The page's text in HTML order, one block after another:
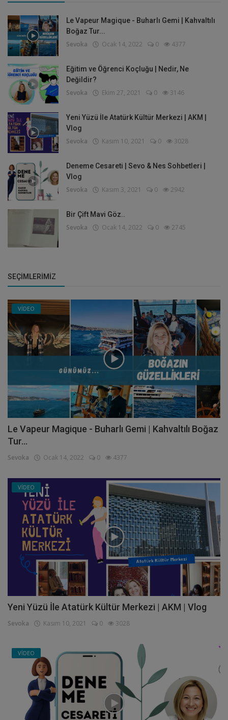
Le Vapeur Magique - Buharlı Gemi | Kahvaltılı
Boğaz Tur...
Sevoka Ocak 14, 2022 0 4377
Eğitim ve Öğrenci Koçluğu | Nedir, Ne
Değildir?
Sevoka Ekim 27, 2021 0 3146
Yeni Yüzü İle Atatürk Kültür Merkezi | AKM |
Vlog
Sevoka Kasım 10, 2021 0 3028
Deneme Cesareti | Sevo & Nes Sohbetleri |
Vlog
Sevoka Kasım 3, 2021 0 2942
Bir Çift Mavi Göz..
Sevoka Ocak 14, 2022 0 2745
SEÇIMLERIMIZ
VİDEO
Le Vapeur Magique - Buharlı Gemi | Kahvaltılı Boğaz
Tur...
Sevoka Ocak 14, 2022 0 4377
VİDEO
Yeni Yüzü İle Atatürk Kültür Merkezi | AKM | Vlog
Sevoka Kasım 10, 2021 0 3028
VİDEO